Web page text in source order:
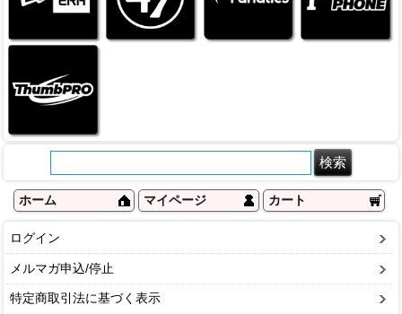
ホーム マイページ カート
ログイン
メルマガ申込/停止
特定商取引法に基づく表示